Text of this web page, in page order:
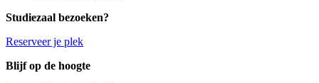
Studiezaal bezoeken?
Reserveer je plek
Blijf op de hoogte